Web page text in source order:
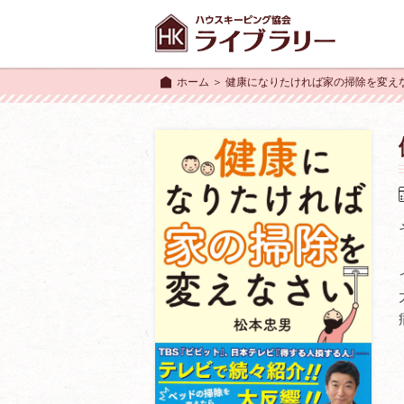
ホーム ＞ 健康になりたければ家の掃除を変え